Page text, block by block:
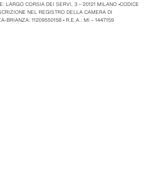
LARGO CORSIA DEI SERVI, 3 – 20121 MILANO •CODICE
NEL REGISTRO DELLA CAMERA DI
BRIANZA: 11209550158 • R.E.A.: MI – 1447159